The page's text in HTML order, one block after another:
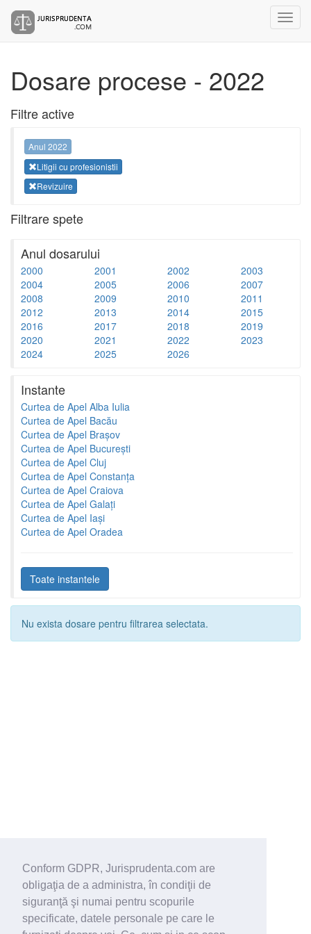
Conform GDPR, Jurisprudenta.com are
obligaţia de a administra, în condiţii de
siguranţă şi numai pentru scopurile
specificate, datele personale pe care le
Dosare procese - 2022
Filtre active
Anul 2022
Litigii cu profesionistii
Revizuire
Filtrare spete
Anul dosarului
2000 2001 2002
2003
2004
2005 2006
2007
2008
2009 2010
2011
2012
2013 2014
2015
2016
2017 2018
2019
2020
2021 2022
2023
2024
2025 2026
Instante
Curtea de Apel Alba Iulia
Curtea de Apel Bacău
Curtea de Apel Brașov
Curtea de Apel București
Curtea de Apel Cluj
Curtea de Apel Constanța
Curtea de Apel Craiova
Curtea de Apel Galați
Curtea de Apel Iași
Curtea de Apel Oradea
Toate instantele
Nu exista dosare pentru filtrarea selectata.